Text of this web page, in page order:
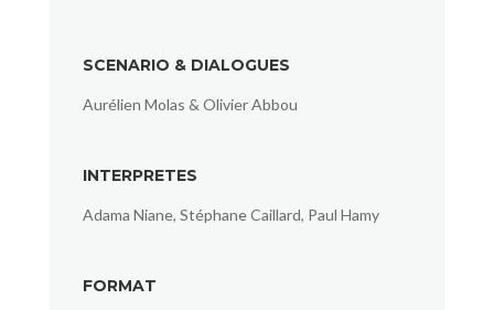
SCENARIO & DIALOGUES
Aurélien Molas & Olivier Abbou
INTERPRETES
Adama Niane, Stéphane Caillard, Paul Hamy
FORMAT